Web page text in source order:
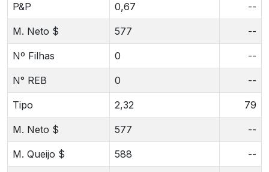
P&P 0,67 --
M. Neto $ 577 --
Nº Filhas 0 --
N° REB 0 --
Tipo 2,32 79
M. Neto $ 577 --
M. Queijo $ 588 --